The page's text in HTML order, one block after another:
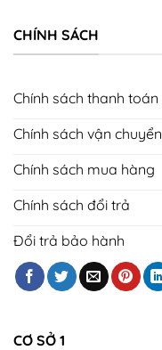
CHÍNH SÁCH
Chính sách thanh toán
Chính sách vận chuyển
Chính sách mua hàng
Chính sách đổi trả
Đổi trả bảo hành
CƠ SỞ 1